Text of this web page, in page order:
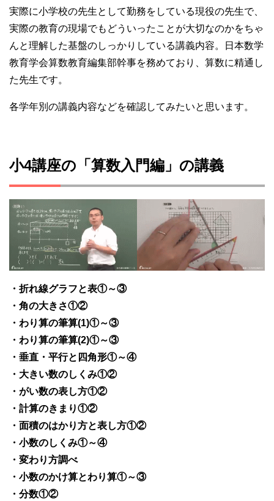
実際に小学校の先生として勤務をしている現役の先生で、
実際の教育の現場でもどういったことが大切なのかをちゃ
んと理解した基盤のしっかりしている講義内容。日本数学
教育学会算数教育編集部幹事を務めており、算数に精通し
た先生です。
各学年別の講義内容などを確認してみたいと思います。
小4講座の「算数入門編」の講義
・折れ線グラフと表①～③
・角の大きさ①②
・わり算の筆算(1)①～③
・わり算の筆算(2)①～③
・垂直・平行と四角形①～④
・大きい数のしくみ①②
・がい数の表し方①②
・計算のきまり①②
・面積のはかり方と表し方①②
・小数のしくみ①～④
・変わり方調べ
・小数のかけ算とわり算①～③
・分数①②